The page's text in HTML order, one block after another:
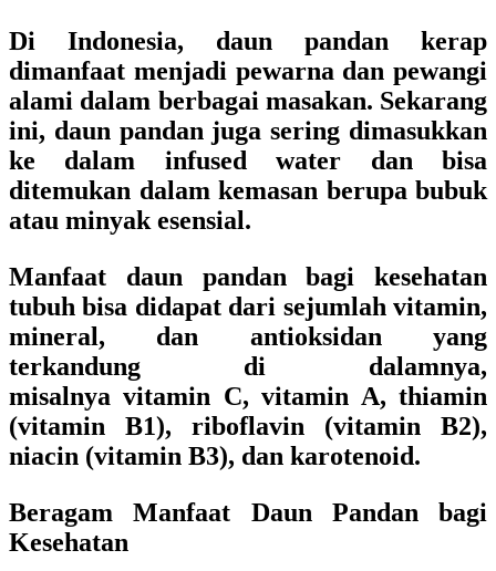
Di Indonesia, daun pandan kerap
dimanfaat menjadi pewarna dan pewangi
alami dalam berbagai masakan. Sekarang
ini, daun pandan juga sering dimasukkan
ke dalam infused water dan bisa
ditemukan dalam kemasan berupa bubuk
atau minyak esensial.
Manfaat daun pandan bagi kesehatan
tubuh bisa didapat dari sejumlah vitamin,
mineral, dan antioksidan yang
terkandung di dalamnya,
misalnya vitamin C, vitamin A, thiamin
(vitamin B1), riboflavin (vitamin B2),
niacin (vitamin B3), dan karotenoid.
Beragam Manfaat Daun Pandan bagi
Kesehatan